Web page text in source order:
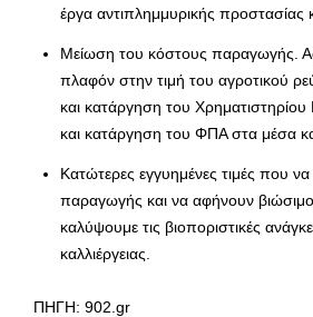
έργα αντιπλημμυρικής προστασίας
Μείωση του κόστους παραγωγής.
πλαφόν στην τιμή του αγροτικού
και κατάργηση του Χρηματιστηρίου
και κατάργηση του ΦΠΑ στα μέσα
Κατώτερες εγγυημένες τιμές που
παραγωγής και να αφήνουν
καλύψουμε τις βιοποριστικές
καλλιέργειας.
ΠΗΓΗ: 902.gr